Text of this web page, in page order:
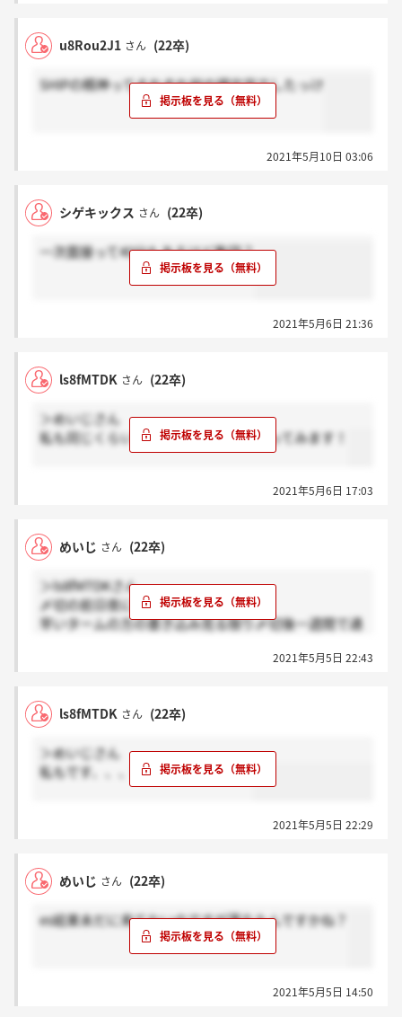
u8Rou2J1 さん (22卒)
SHIPの精神ってそれぞれ何の頭文字でしたっけ
2021年5月10日 03:06
シゲキックス さん (22卒)
一次面接って40分もあるけど集団？
2021年5月6日 21:36
ls8fMTDK さん (22卒)
＞めいじさん
私も同じくらいです！そうですね。待ってみます！
2021年5月6日 17:03
めいじ さん (22卒)
＞ls8fMTDKさん
〆切の前日夜に出しました
早いタームの方の書き込み見る限り〆切後一週間で通
2021年5月5日 22:43
ls8fMTDK さん (22卒)
＞めいじさん
私もです、、、いつ出しましたか？
2021年5月5日 22:29
めいじ さん (22卒)
es結果未だに来てないのですが落ちたんですかね？
2021年5月5日 14:50